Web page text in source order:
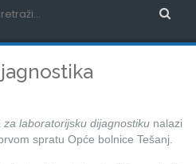
za laboratorijsku dijagnostiku nalazi
spratu Opće bolnice Tešanj.